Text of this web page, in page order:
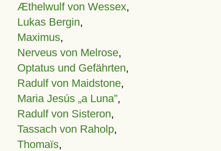
Æthelwulf von Wessex,
Lukas Bergin,
Maximus,
Nerveus von Melrose,
Optatus und Gefährten,
Radulf von Maidstone,
Maria Jesús „a Luna”,
Radulf von Sisteron,
Tassach von Raholp,
Thomaïs,